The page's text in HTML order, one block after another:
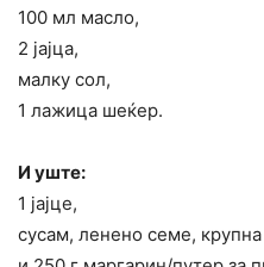
100 мл масло,
2 јајца,
малку сол,
1 лажица шеќер.
И уште:
1 јајце,
сусам, ленено семе,